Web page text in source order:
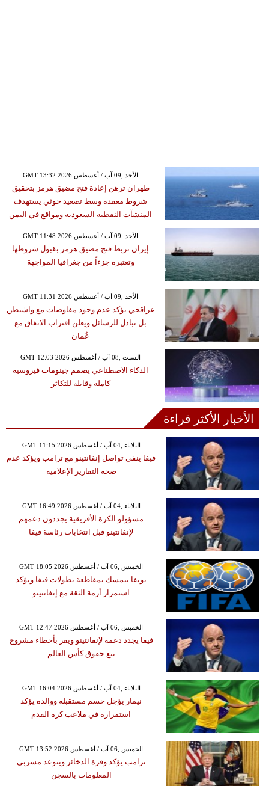
GMT 13:32 2026 الأحد ,09 آب / أغسطس
طهران ترهن إعادة فتح مضيق هرمز بتحقيق
شروط معقدة وسط تصعيد حوثي يستهدف
المنشآت النفطية السعودية ومواقع في اليمن
GMT 11:48 2026 الأحد ,09 آب / أغسطس
إيران تربط فتح مضيق هرمز بقبول شروطها
وتعتبره جزءاً من جغرافيا المواجهة
GMT 11:31 2026 الأحد ,09 آب / أغسطس
عراقجي يؤكد عدم وجود مفاوضات مع واشنطن
بل تبادل للرسائل ويعلن اقتراب الاتفاق مع
عُمان
GMT 12:03 2026 السبت ,08 آب / أغسطس
الذكاء الاصطناعي يصمم جينومات فيروسية
كاملة وقابلة للتكاثر
الأخبار الأكثر قراءة
GMT 11:15 2026 الثلاثاء ,04 آب / أغسطس
فيفا ينفي تواصل إنفانتينو مع ترامب ويؤكد عدم
صحة التقارير الإعلامية
GMT 16:49 2026 الثلاثاء ,04 آب / أغسطس
مسؤولو الكرة الأفريقية يجددون دعمهم
لإنفانتينو قبل انتخابات رئاسة فيفا
GMT 18:05 2026 الخميس ,06 آب / أغسطس
يويفا يتمسك بمقاطعة بطولات فيفا ويؤكد
استمرار أزمة الثقة مع إنفانتينو
GMT 12:47 2026 الخميس ,06 آب / أغسطس
فيفا يجدد دعمه لإنفانتينو ويقر بأخطاء مشروع
بيع حقوق كأس العالم
GMT 16:04 2026 الثلاثاء ,04 آب / أغسطس
نيمار يؤجل حسم مستقبله ووالده يؤكد
استمراره في ملاعب كرة القدم
GMT 13:52 2026 الخميس ,06 آب / أغسطس
ترامب يؤكد وفرة الذخائر ويتوعد مسربي
المعلومات بالسجن